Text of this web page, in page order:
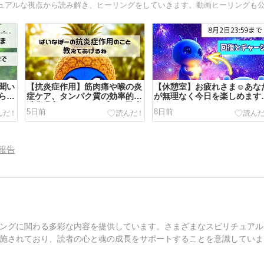
い
れ
【抗炎症作用】筋肉痛や喉の炎
症ケア、タンパク質の効率的な
消化吸収にパイナップルの酵素
ブロメライン【夏バテ対策】
5日前
【休憩室】お疲れさま☺︎あな
が無理なく今日を楽しめます
うに
8日前
告
グに関わる多彩な内容を提供しています。さまざまなスピリチュアル
れており、読者の心と魂の成長をサポートすることを意識していま